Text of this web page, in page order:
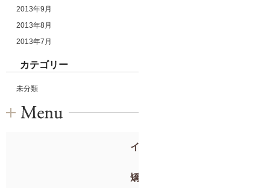
2013年9月
2013年8月
2013年7月
カテゴリー
未分類
インプラント
矯正歯科